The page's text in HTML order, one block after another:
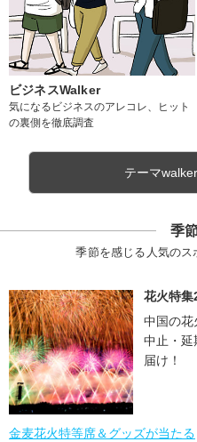
ビジネスWalker
気になるビジネスのアレコレ、ヒット
の裏側を徹底調査
テーマ
季
季節を感じる人気の
花火特集
中国の花
中止・延
届け！
金麦花火特等席＆グッズが当たる